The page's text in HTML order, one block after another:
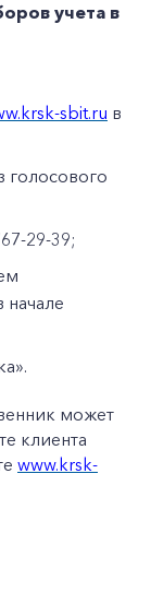
учета в
sbit.ru в
голосового
29-39;
может
клиента
www.krsk-